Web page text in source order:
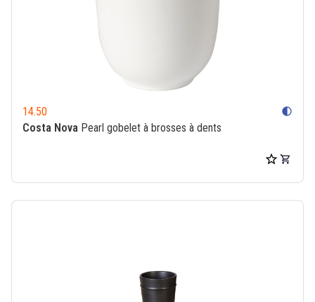
14.50 contrast
Costa Nova Pearl gobelet à brosses à dents